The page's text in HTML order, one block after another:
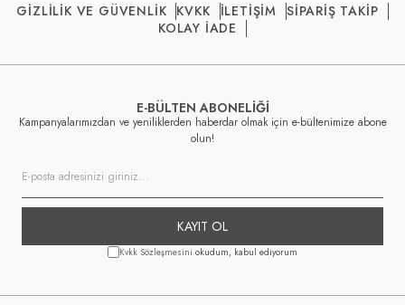
GİZLİLİK VE GÜVENLİK KVKK İLETİŞİM
SİPARİŞ TAKİP
KOLAY İADE
E-BÜLTEN ABONELİĞİ
Kampanyalarımızdan ve yeniliklerden haberdar olmak için e-bültenimize abone
olun!
KAYIT OL
Kvkk Sözleşmesini okudum, kabul ediyorum